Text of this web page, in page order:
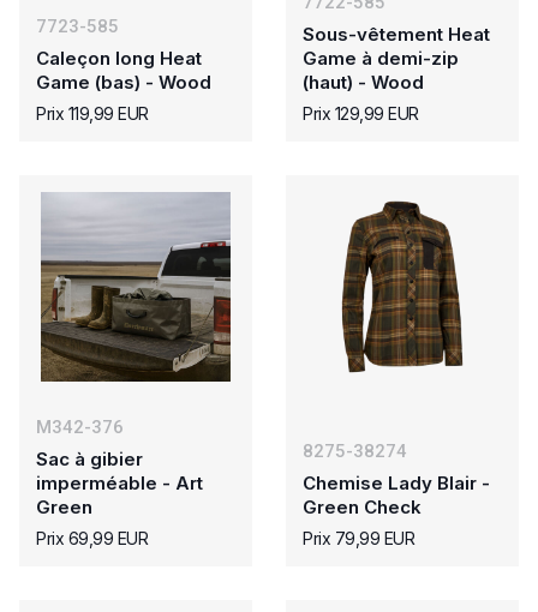
7723-585
Caleçon long Heat
Game (bas) - Wood
Prix 119,99 EUR
Sous-vêtement Heat
Game à demi-zip
(haut) - Wood
Prix 129,99 EUR
M342-376
Sac à gibier
imperméable - Art
Green
Prix 69,99 EUR
8275-38274
Chemise Lady Blair -
Green Check
Prix 79,99 EUR